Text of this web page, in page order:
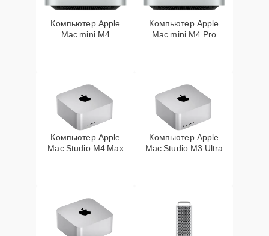
Компьютер Apple
Mac mini M4
Компьютер Apple
Mac mini M4 Pro
Компьютер Apple
Mac Studio M4 Max
Компьютер Apple
Mac Studio M3 Ultra